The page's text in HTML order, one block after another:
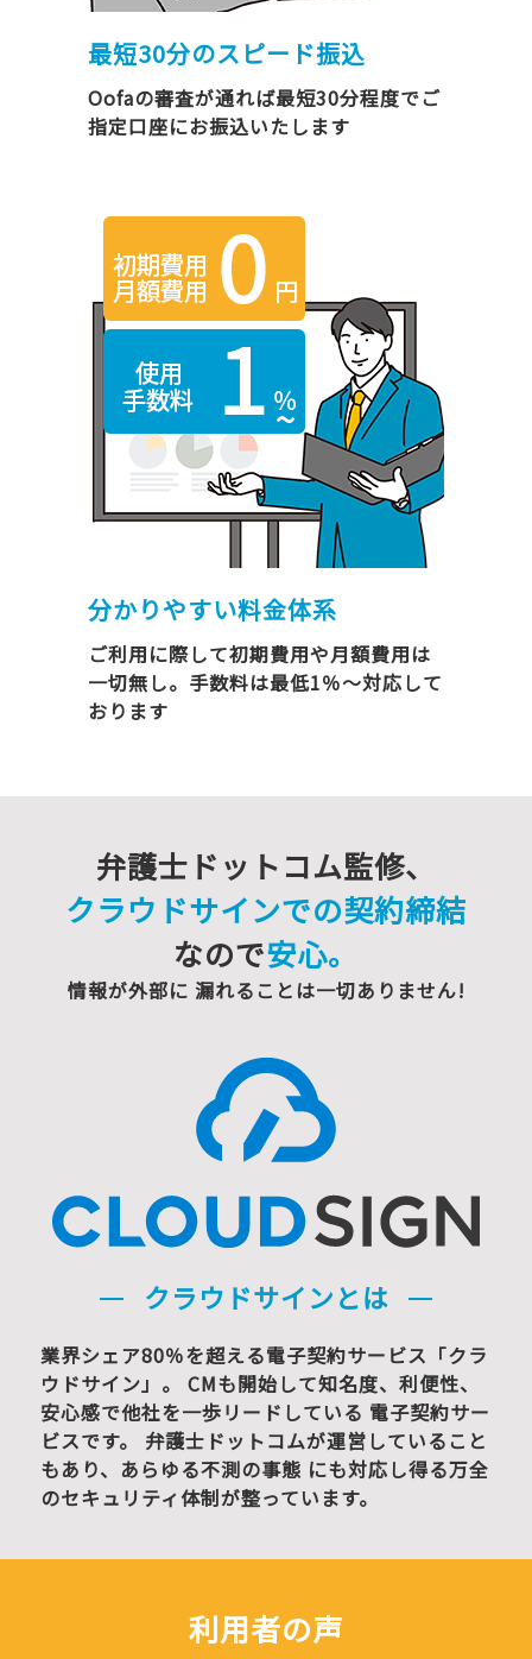
最短30分のスピード振込
Oofaの審査が通れば最短30分程度でご
指定口座にお振込いたします
分かりやすい料金体系
ご利用に際して初期費用や月額費用は
一切無し。手数料は最低1％～対応して
おります
弁護士ドットコム監修、
クラウドサインでの契約締結
なので安心。
情報が外部に 漏れることは一切ありません!
クラウドサインとは
業界シェア80％を超える電子契約サービス「クラ
ウドサイン」。 CMも開始して知名度、利便性、
安心感で他社を一歩リードしている 電子契約サー
ビスです。 弁護士ドットコムが運営していること
もあり、あらゆる不測の事態 にも対応し得る万全
のセキュリティ体制が整っています。
利用者の声